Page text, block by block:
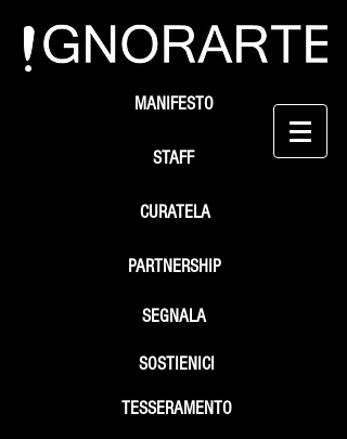
STAFF
SEGNALA
SOSTIENICI
MANIFESTO
PARTNERSHIP
TESSERAMENTO
CURATELA